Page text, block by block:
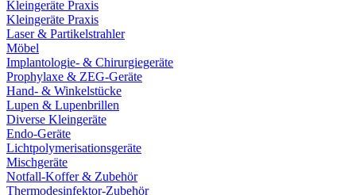
Kleingeräte Praxis
Kleingeräte Praxis
Laser & Partikelstrahler
Möbel
Implantologie- & Chirurgiegeräte
Prophylaxe & ZEG-Geräte
Hand- & Winkelstücke
Lupen & Lupenbrillen
Diverse Kleingeräte
Endo-Geräte
Lichtpolymerisationsgeräte
Mischgeräte
Notfall-Koffer & Zubehör
Thermodesinfektor-Zubehör